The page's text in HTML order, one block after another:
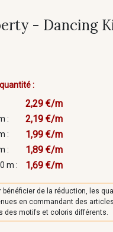
- Dancing
:
2,29 €/m
: 2,19 €/m
: 1,99 €/m
: 1,89 €/m
m : 1,69 €/m
bénéficier de la réduction, les
en commandant des
des motifs et coloris différents.